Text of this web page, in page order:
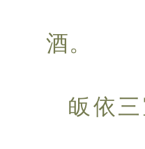
酒。
皈依